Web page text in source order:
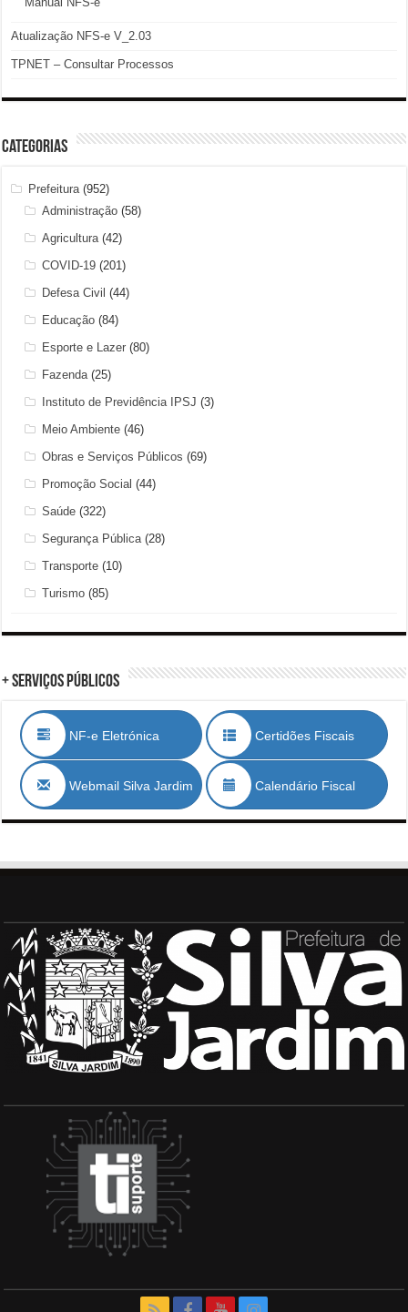
Atualização NFS-e V_2.03
TPNET – Consultar Processos
Categorias
Prefeitura(952)
Administração (58)
Agricultura(42)
COVID-19 (201)
Defesa Civil (44)
Educação (84)
Esporte e Lazer (80)
Fazenda(25)
Instituto de Previdência IPSJ (3)
Meio Ambiente (46)
Obras e Serviços Públicos (69)
Promoção Social (44)
Saúde (322)
Segurança Pública(28)
Transporte (10)
Turismo (85)
+ Serviços Públicos
NF-e Eletrónica Certidões Fiscais
Webmail Silva Jardim Calendário Fiscal